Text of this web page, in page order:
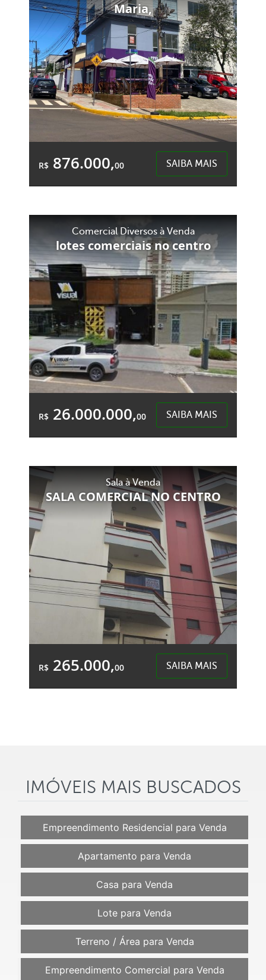
Dist. Industrial Sergio Davi - Xaxim
Maria,
R$ 876.000,00 SAIBA MAIS
141,98m²
Privativa:
103,60m²
Santa Maria - Chapecó
Comercial Diversos à Venda
lotes comerciais no centro
R$ 26.000.000,00 SAIBA MAIS
3.540,00m²
Privativa:
3.540,00m²
Centro - Chapecó
Sala à Venda
SALA COMERCIAL NO CENTRO
R$ 265.000,00 SAIBA MAIS
IMÓVEIS MAIS BUSCADOS
Empreendimento Residencial para Venda
Apartamento para Venda
Casa para Venda
Lote para Venda
Terreno / Área para Venda
Empreendimento Comercial para Venda